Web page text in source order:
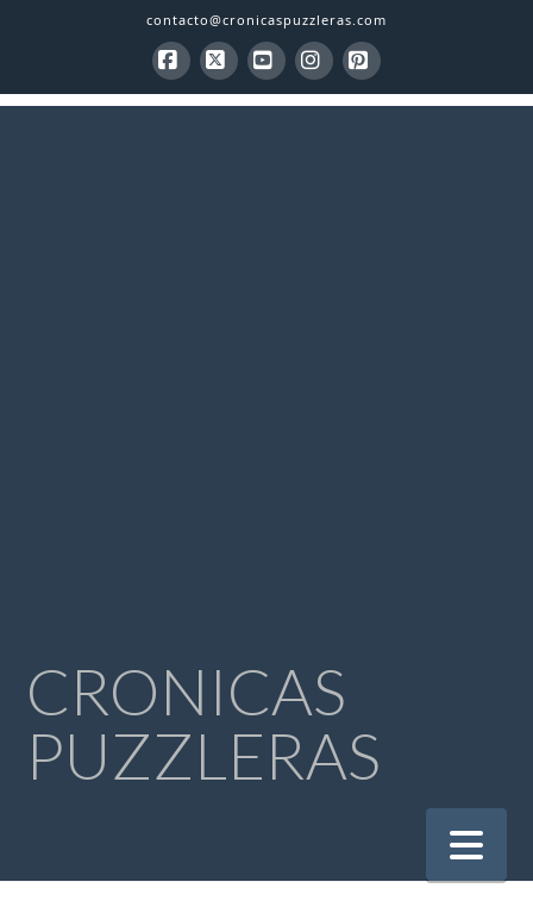
contacto@cronicaspuzzleras.com
Facebook
X YouTubeInstagram
Pinterest
CRONICAS
PUZZLERAS